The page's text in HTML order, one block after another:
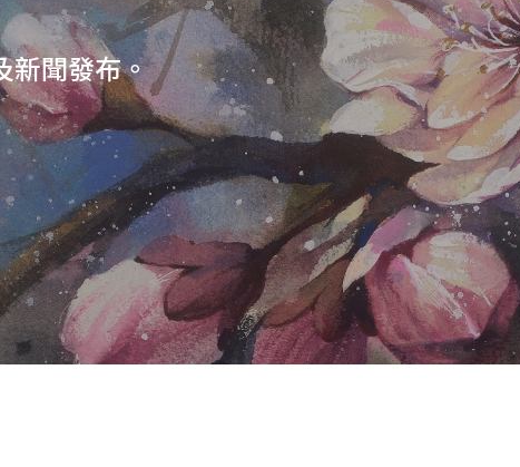
新聞發布。